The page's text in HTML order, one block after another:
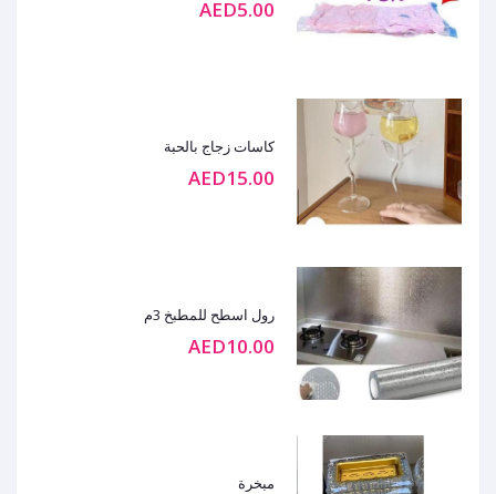
AED5.00
كاسات زجاج بالحبة
AED15.00
رول اسطح للمطبخ 3م
AED10.00
مبخرة